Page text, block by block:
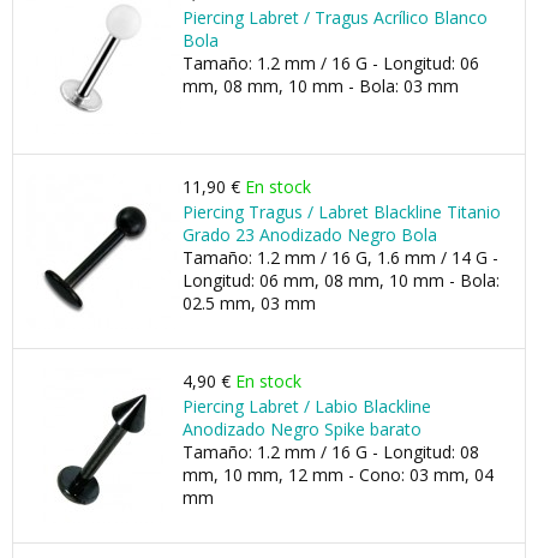
Piercing Labret / Tragus Acrílico Blanco
Bola
Tamaño: 1.2 mm / 16 G - Longitud: 06
mm, 08 mm, 10 mm - Bola: 03 mm
11,90 € En stock
Piercing Tragus / Labret Blackline Titanio
Grado 23 Anodizado Negro Bola
Tamaño: 1.2 mm / 16 G, 1.6 mm / 14 G -
Longitud: 06 mm, 08 mm, 10 mm - Bola:
02.5 mm, 03 mm
4,90 € En stock
Piercing Labret / Labio Blackline
Anodizado Negro Spike barato
Tamaño: 1.2 mm / 16 G - Longitud: 08
mm, 10 mm, 12 mm - Cono: 03 mm, 04
mm